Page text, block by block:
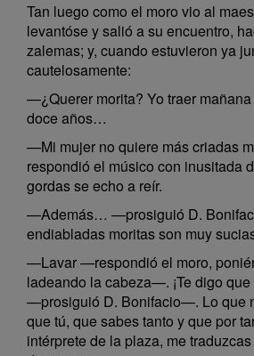
Tan luego como el moro vio al
levantóse y salió a su encuentro,
zalemas; y, cuando estuvieron ya
cautelosamente:
—¿Querer morita? Yo traer
doce años…
—Mi mujer no quiere más criadas
respondió el músico con inusitada
gordas se echo a reír.
—Además… —prosiguió D.
endiabladas moritas son muy
—Lavar —respondió el moro,
ladeando la cabeza—. ¡Te digo
—prosiguió D. Bonifacio—. Lo que
que tú, que sabes tanto y que por
intérprete de la plaza, me